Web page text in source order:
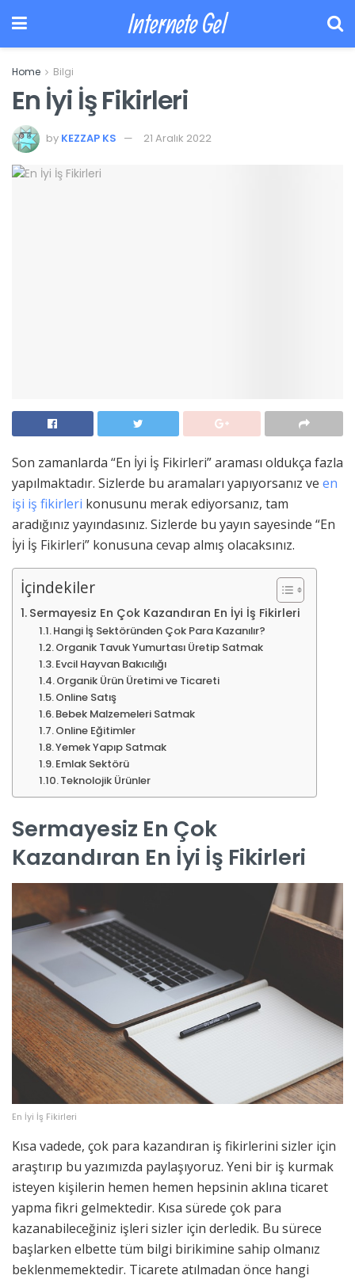
Internete Gel
Home Bilgi
En İyi İş Fikirleri
by KEZZAP KS 21 Aralık 2022
Son zamanlarda “En İyi İş Fikirleri” araması oldukça fazla
yapılmaktadır. Sizlerde bu aramaları yapıyorsanız ve en
işi iş fikirleri konusunu merak ediyorsanız, tam
aradığınız yayındasınız. Sizlerde bu yayın sayesinde “En
İyi İş Fikirleri” konusuna cevap almış olacaksınız.
İçindekiler
Sermayesiz En Çok Kazandıran En İyi İş Fikirleri
Hangi İş Sektöründen Çok Para Kazanılır?
Organik Tavuk Yumurtası Üretip Satmak
Evcil Hayvan Bakıcılığı
Organik Ürün Üretimi ve Ticareti
Online Satış
Bebek Malzemeleri Satmak
Online Eğitimler
Yemek Yapıp Satmak
Emlak Sektörü
Teknolojik Ürünler
Sermayesiz En Çok
Kazandıran En İyi İş Fikirleri
En İyi İş Fikirleri
Kısa vadede, çok para kazandıran iş fikirlerini sizler için
araştırıp bu yazımızda paylaşıyoruz. Yeni bir iş kurmak
isteyen kişilerin hemen hemen hepsinin aklına ticaret
yapma fikri gelmektedir. Kısa sürede çok para
kazanabileceğiniz işleri sizler için derledik. Bu sürece
başlarken elbette tüm bilgi birikimine sahip olmanız
beklenmemektedir. Ticarete atılmadan önce hangi